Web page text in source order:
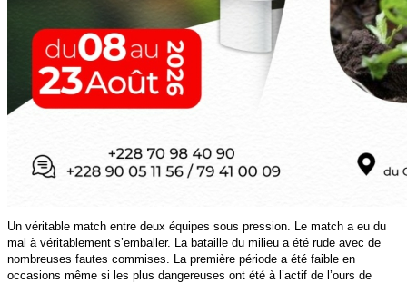
Un véritable match entre deux équipes sous pression. Le match a eu du
mal à véritablement s’emballer. La bataille du milieu a été rude avec de
nombreuses fautes commises. La première période a été faible en
occasions même si les plus dangereuses ont été à l’actif de l’ours de